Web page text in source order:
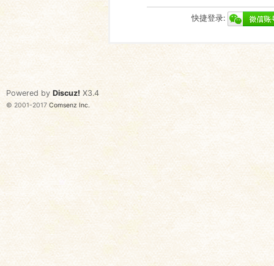
快捷登录:
Powered by Discuz! X3.4
© 2001-2017 Comsenz Inc.